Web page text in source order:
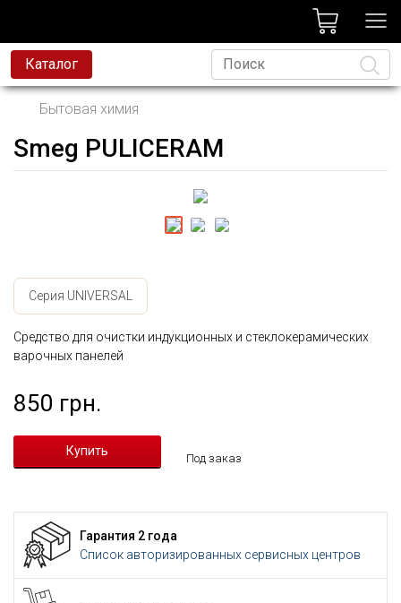
Каталог
Бытовая химия
Smeg PULICERAM
Серия UNIVERSAL
Средство для очистки индукционных и стеклокерамических
варочных панелей
850 грн.
Под заказ
Гарантия 2 года
Список авторизированных сервисных центров